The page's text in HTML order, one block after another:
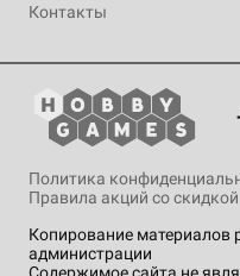
Контакты
Копирование материалов
администрации
Содержимое сайта не
Политика
Правила акций со скидкой